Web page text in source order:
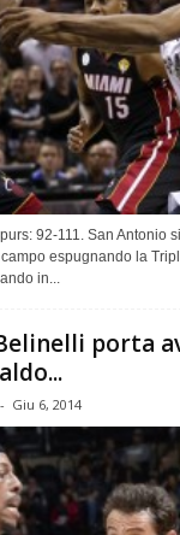
92-111. San Antonio
espugnando la
in...
porta
- Giu 6, 2014